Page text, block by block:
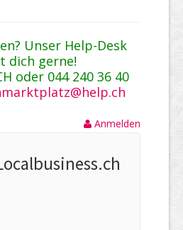
Unser Help-Desk
dich gerne!
oder 044 240 36 40
Anmelden